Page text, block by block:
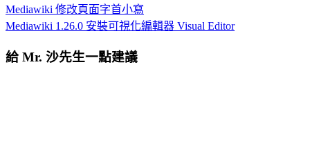
Mediawiki 修改頁面字首小寫
Mediawiki 1.26.0 安裝可視化編輯器 Visual Editor
給 Mr. 沙先生一點建議